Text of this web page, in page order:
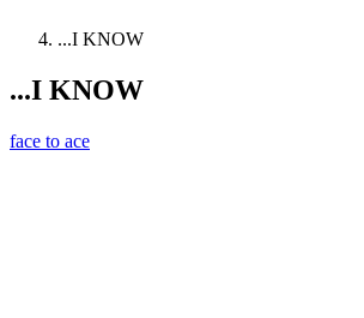
...I KNOW
...I KNOW
face to ace